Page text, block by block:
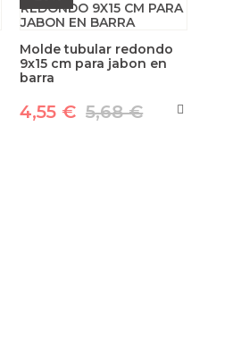
Molde tubular redondo
9x15 cm para jabon en
barra
4,55 € 5,68 €